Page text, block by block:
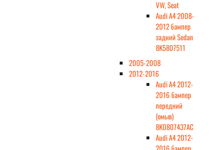
VW, Seat
Audi A4 2008-
2012 бампер
задний Sedan
8K5807511
2005-2008
2012-2016
Audi A4 2012-
2016 бампер
передний
(омыв)
8K0807437AC
Audi A4 2012-